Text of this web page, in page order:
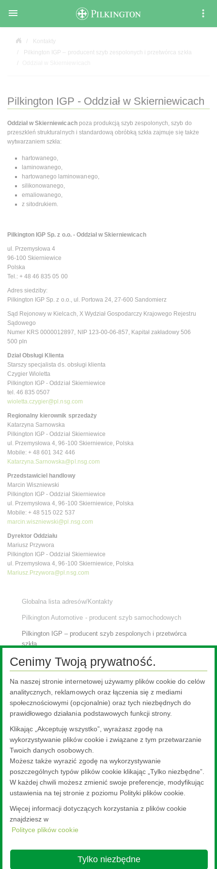

Kontakty
Pilkington IGP – producent szyb zespolonych i przetwórca szkła
Pilkington IGP - Oddział w Skierniewicach
Oddział w Skierniewicach poza produkcją szyb zespolonych, szyb do
przeszkleń strukturalnych i standardową obróbką szkła zajmuje się także
wytwarzaniem szkła:
hartowanego,
laminowanego,
hartowanego laminowanego,
silikonowanego,
emaliowanego,
z sitodrukiem.
Pilkington IGP Sp. z o.o. - Oddział w Skierniewicach
ul. Przemysłowa 4
96-100 Skierniewice
Polska
Tel.: + 48 46 835 05 00
Adres siedziby:
Pilkington IGP Sp. z o.o., ul. Portowa 24, 27-600 Sandomierz
Sąd Rejonowy w Kielcach, X Wydział Gospodarczy Krajowego Rejestru
Sądowego
Numer KRS 0000012897, NIP 123-00-06-857, Kapitał zakładowy 506
500 pln
Dział Obsługi Klienta
Starszy specjalista ds. obsługi klienta
Czygier Wioletta
Pilkington IGP - Oddział Skierniewice
tel. 46 835 0507
wioletta.czygier@pl.nsg.com
Regionalny kierownik sprzedaży
Katarzyna Sarnowska
Pilkington IGP - Oddział Skierniewice
ul. Przemysłowa 4, 96-100 Skierniewice, Polska
Mobile: + 48 601 342 446
Katarzyna.Sarnowska@pl.nsg.com
Przedstawiciel handlowy
Marcin Wiszniewski
Pilkington IGP - Oddział Skierniewice
ul. Przemysłowa 4, 96-100 Skierniewice, Polska
Mobile: + 48 515 022 537
marcin.wiszniewski@pl.nsg.com
Dyrektor Oddziału
Mariusz Przywora
Pilkington IGP - Oddział Skierniewice
ul. Przemysłowa 4, 96-100 Skierniewice, Polska
Mariusz.Przywora@pl.nsg.com
Globalna lista adresów/Kontakty
Pilkington Automotive - producent szyb samochodowych
Pilkington IGP – producent szyb zespolonych i przetwórca
szkła
Biuro w Warszawie
Oddział w Sandomierzu
Oddział w Skierniewicach
Oddział w Bydgoszczy
Oddział w Ostrołęce
Oddział w Szczecinie
Pilkington Polska - producent szkła budowlanego
Head Office - 3-5-27 Mita Minato-ku Tokyo
Cenimy Twoją prywatność.
Na naszej stronie internetowej używamy plików cookie do celów
analitycznych, reklamowych oraz łączenia się z mediami
społecznościowymi (opcjonalnie) oraz tych niezbędnych do
prawidłowego działania podstawowych funkcji strony.
Klikając „Akceptuję wszystko”, wyrażasz zgodę na
wykorzystywanie plików cookie i związane z tym przetwarzanie
Twoich danych osobowych.
Możesz także wyrazić zgodę na wykorzystywanie
poszczególnych typów plików cookie klikając „Tylko niezbędne”.
W każdej chwili możesz zmienić swoje preferencje, modyfikując
ustawienia na tej stronie z poziomu Polityki plików cookie.
Więcej informacji dotyczących korzystania z plików cookie
znajdziesz w
Polityce plików cookie
Tylko niezbędne